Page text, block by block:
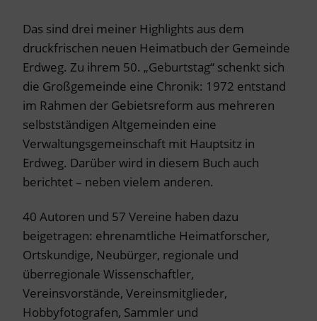
Das sind drei meiner Highlights aus dem
druckfrischen neuen Heimatbuch der Gemeinde
Erdweg. Zu ihrem 50. „Geburtstag“ schenkt sich
die Großgemeinde eine Chronik: 1972 entstand
im Rahmen der Gebietsreform aus mehreren
selbstständigen Altgemeinden eine
Verwaltungsgemeinschaft mit Hauptsitz in
Erdweg. Darüber wird in diesem Buch auch
berichtet – neben vielem anderen.
40 Autoren und 57 Vereine haben dazu
beigetragen: ehrenamtliche Heimatforscher,
Ortskundige, Neubürger, regionale und
überregionale Wissenschaftler,
Vereinsvorstände, Vereinsmitglieder,
Hobbyfotografen, Sammler und